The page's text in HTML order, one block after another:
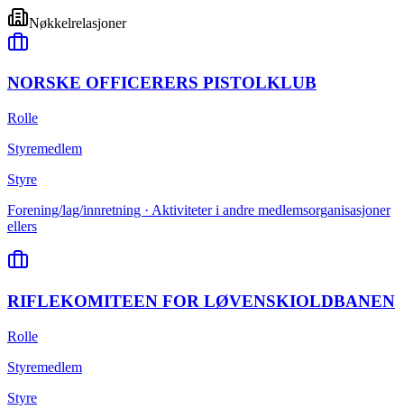
Nøkkelrelasjoner
NORSKE OFFICERERS PISTOLKLUB
Rolle
Styremedlem
Styre
Forening/lag/innretning · Aktiviteter i andre medlemsorganisasjoner
ellers
RIFLEKOMITEEN FOR LØVENSKIOLDBANEN
Rolle
Styremedlem
Styre